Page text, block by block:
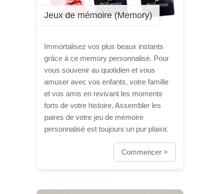
Jeux de mémoire (Memory)
Immortalisez vos plus beaux instants
grâce à ce memory personnalisé. Pour
vous souvenir au quotidien et vous
amuser avec vos enfants, votre famille
et vos amis en revivant les moments
forts de votre histoire. Assembler les
paires de votre jeu de mémoire
personnalisé est toujours un pur plaisir.
Commencer >